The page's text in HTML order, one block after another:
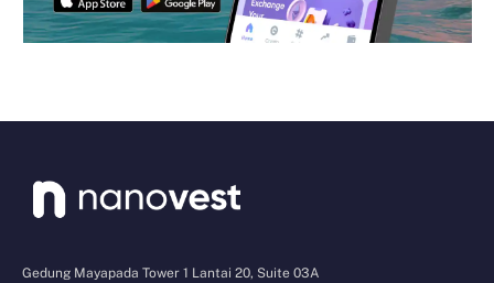
Gedung Mayapada Tower 1 Lantai 20, Suite 03A